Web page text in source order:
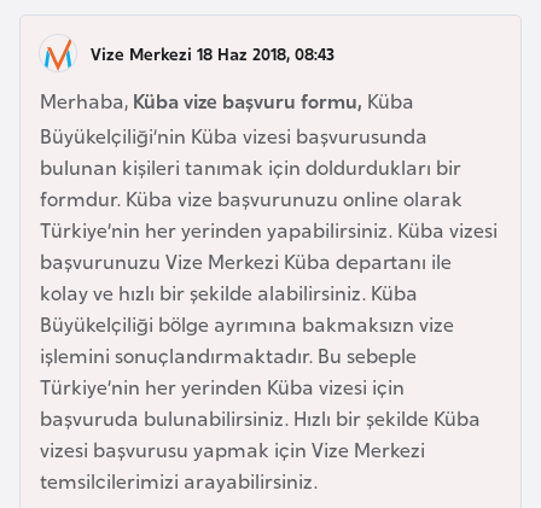
Vize Merkezi 18 Haz 2018, 08:43
Merhaba, Küba vize başvuru formu, Küba
Büyükelçiliği’nin Küba vizesi başvurusunda
bulunan kişileri tanımak için doldurdukları bir
formdur. Küba vize başvurunuzu online olarak
Türkiye’nin her yerinden yapabilirsiniz. Küba vizesi
başvurunuzu Vize Merkezi Küba departanı ile
kolay ve hızlı bir şekilde alabilirsiniz. Küba
Büyükelçiliği bölge ayrımına bakmaksızn vize
işlemini sonuçlandırmaktadır. Bu sebeple
Türkiye’nin her yerinden Küba vizesi için
başvuruda bulunabilirsiniz. Hızlı bir şekilde Küba
vizesi başvurusu yapmak için Vize Merkezi
temsilcilerimizi arayabilirsiniz.
A
z
e
r
b
a
y
c
a
n
B
a
h